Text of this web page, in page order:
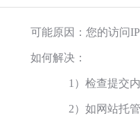
可能原因：您的访问
如何解决：
1）检查提交
2）如网站托